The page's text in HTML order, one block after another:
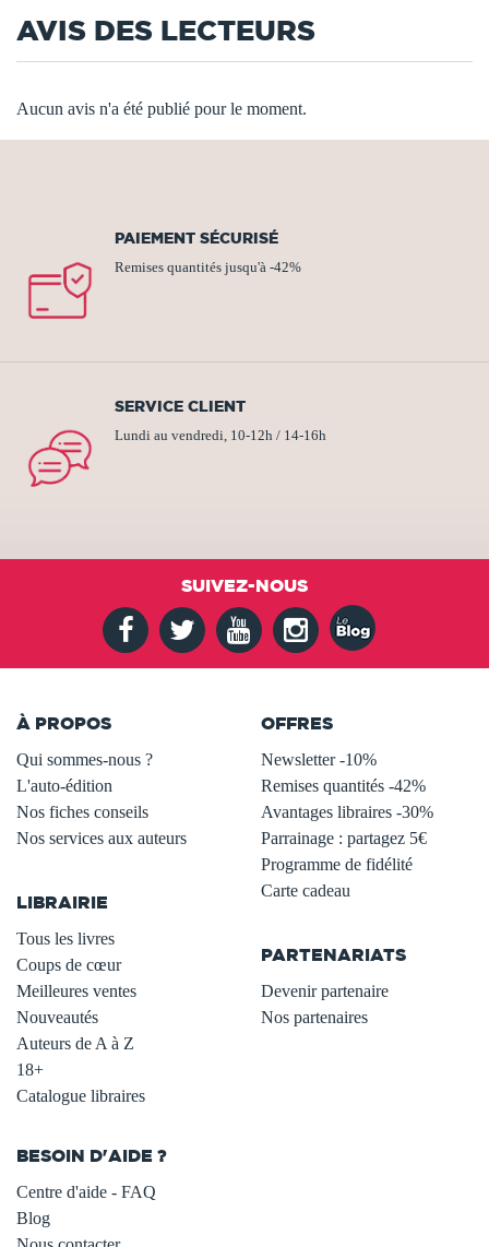
AVIS DES LECTEURS
Aucun avis n'a été publié pour le moment.
PAIEMENT SÉCURISÉ
Remises quantités jusqu'à -42%
SERVICE CLIENT
Lundi au vendredi, 10-12h / 14-16h
SUIVEZ-NOUS
À PROPOS
Qui sommes-nous ?
L'auto-édition
Nos fiches conseils
Nos services aux auteurs
LIBRAIRIE
Tous les livres
Coups de cœur
Meilleures ventes
Nouveautés
Auteurs de A à Z
18+
Catalogue libraires
OFFRES
Newsletter -10%
Remises quantités -42%
Avantages libraires -30%
Parrainage : partagez 5€
Programme de fidélité
Carte cadeau
PARTENARIATS
Devenir partenaire
Nos partenaires
BESOIN D'AIDE ?
Centre d'aide - FAQ
Blog